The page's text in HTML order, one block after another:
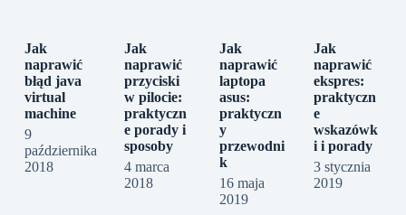
Jak
naprawić
błąd java
virtual
machine
9
października
2018
Jak
naprawić
przyciski
w pilocie:
praktyczn
e porady i
sposoby
4 marca
2018
Jak
naprawić
laptopa
asus:
praktyczn
y
przewodni
k
16 maja
2019
Jak
naprawić
ekspres:
praktyczn
e
wskazówk
i i porady
3 stycznia
2019